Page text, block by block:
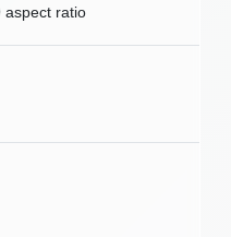
aspect ratio